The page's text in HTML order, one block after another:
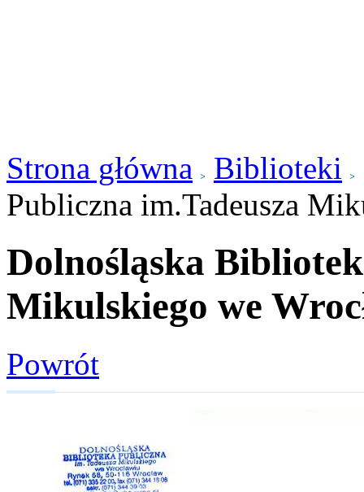
Strona główna Biblioteki
Publiczna im.Tadeusza
Dolnośląska
Mikulskiego we
Powrót